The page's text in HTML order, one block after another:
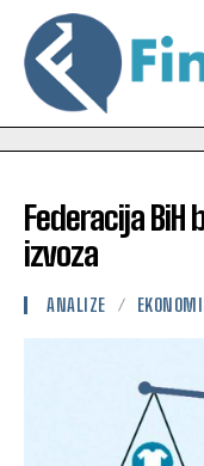
Federacija BiH
izvoza
ANALIZE